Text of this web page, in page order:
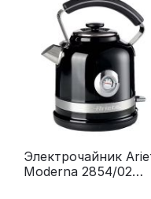
Электрочайник
Moderna 2854/02